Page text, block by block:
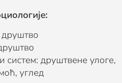
систем: друштвене улоге,
углед